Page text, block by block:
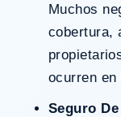
Muchos
cobertura,
ocurren en
Seguro